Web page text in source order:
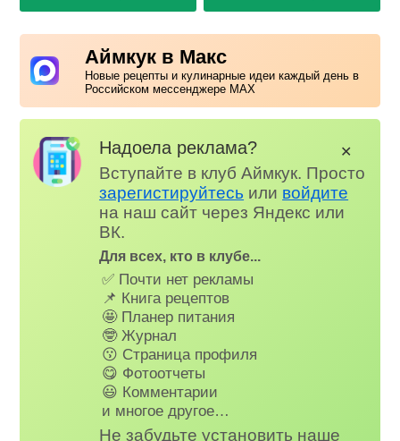
Аймкук в Макс
Новые рецепты и кулинарные идеи каждый день в
Российском мессенджере MAX
Надоела реклама?
Вступайте в клуб Аймкук. Просто
зарегистируйтесь или войдите
на наш сайт через Яндекс или
ВК.
Для всех, кто в клубе...
✅ Почти нет рекламы
📌 Книга рецептов
🤩 Планер питания
🤓 Журнал
😗 Страница профиля
😋 Фотоотчеты
😃 Комментарии
и многое другое…
Не забудьте установить наше
✕